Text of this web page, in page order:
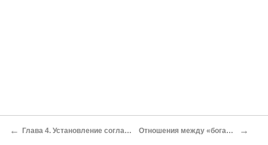
← Глава 4. Установление согласия Отношения между «богами» →